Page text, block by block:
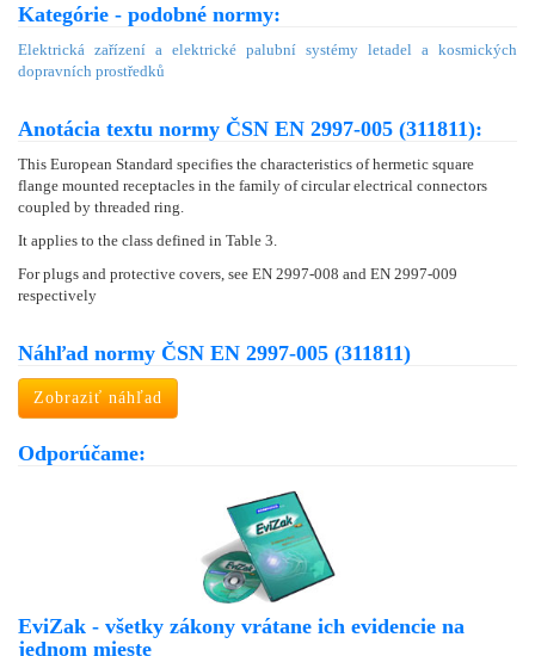
Kategórie - podobné normy:
Elektrická zařízení a elektrické palubní systémy letadel a kosmických
dopravních prostředků
Anotácia textu normy ČSN EN 2997-005 (311811):
This European Standard specifies the characteristics of hermetic square
flange mounted receptacles in the family of circular electrical connectors
coupled by threaded ring.
It applies to the class defined in Table 3.
For plugs and protective covers, see EN 2997-008 and EN 2997-009
respectively
Náhľad normy ČSN EN 2997-005 (311811)
Zobraziť náhľad
Odporúčame:
EviZak - všetky zákony vrátane ich evidencie na
jednom mieste